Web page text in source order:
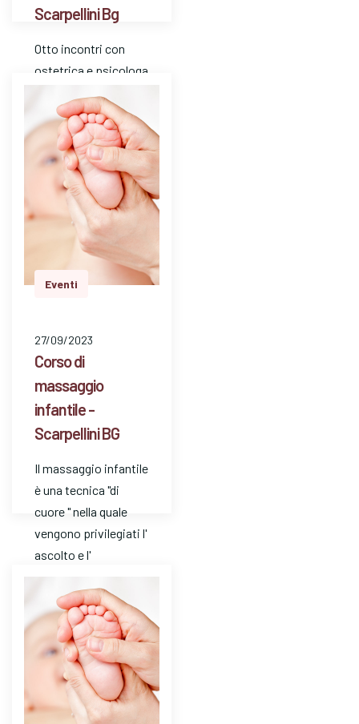
Scarpellini Bg
Otto incontri con
ostetrica e psicologa
di: percorso della
gravidanza, travaglio,
parto, puerperio,
allattamento, vita
dopo la …
Eventi
27/09/2023
Corso di
massaggio
infantile -
Scarpellini BG
Il massaggio infantile
è una tecnica "di
cuore " nella quale
vengono privilegiati l'
ascolto e l'
attenzione. E' un
mezzo…